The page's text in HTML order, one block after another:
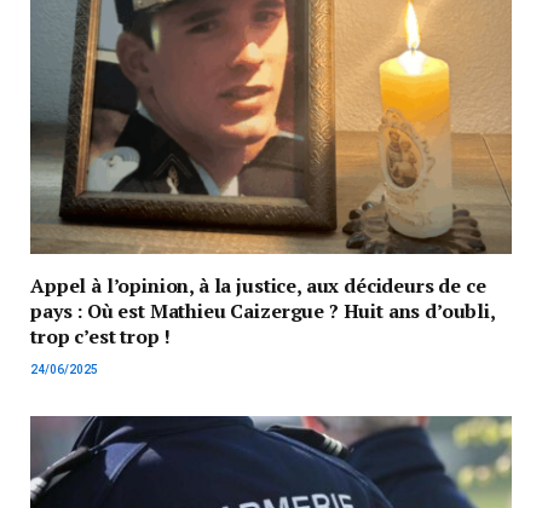
Appel à l’opinion, à la justice, aux décideurs de ce
pays : Où est Mathieu Caizergue ? Huit ans d’oubli,
trop c’est trop !
24/06/2025